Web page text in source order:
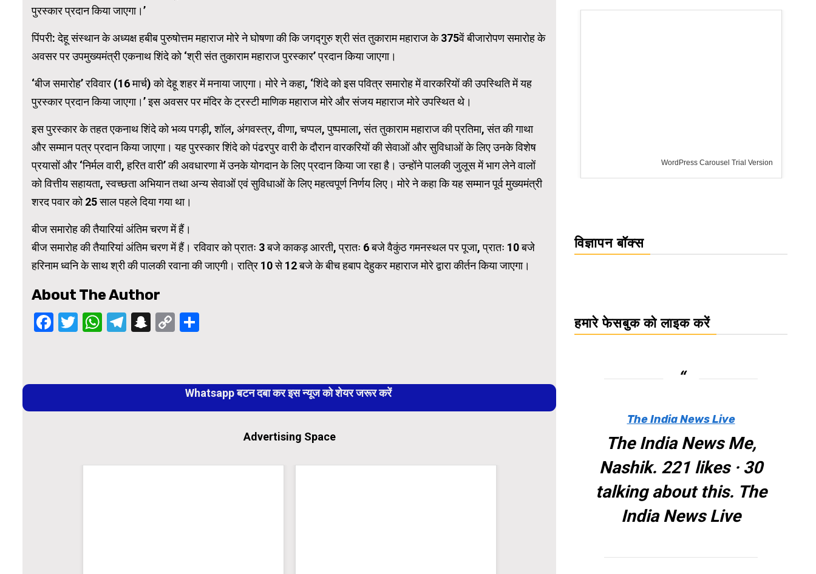
पुरस्कार प्रदान किया जाएगा।’
पिंपरी: देहू संस्थान के अध्यक्ष हबीब पुरुषोत्तम महाराज मोरे ने घोषणा की कि जगद्गुरु श्री संत तुकाराम महाराज के 375वें बीजारोपण समारोह के
अवसर पर उपमुख्यमंत्री एकनाथ शिंदे को ‘श्री संत तुकाराम महाराज पुरस्कार’ प्रदान किया जाएगा।
‘बीज समारोह’ रविवार (16 मार्च) को देहू शहर में मनाया जाएगा। मोरे ने कहा, ‘शिंदे को इस पवित्र समारोह में वारकरियों की उपस्थिति में यह
पुरस्कार प्रदान किया जाएगा।’ इस अवसर पर मंदिर के ट्रस्टी माणिक महाराज मोरे और संजय महाराज मोरे उपस्थित थे।
इस पुरस्कार के तहत एकनाथ शिंदे को भव्य पगड़ी, शॉल, अंगवस्त्र, वीणा, चप्पल, पुष्पमाला, संत तुकाराम महाराज की प्रतिमा, संत की गाथा
और सम्मान पत्र प्रदान किया जाएगा। यह पुरस्कार शिंदे को पंढरपुर वारी के दौरान वारकरियों की सेवाओं और सुविधाओं के लिए उनके विशेष
प्रयासों और ‘निर्मल वारी, हरित वारी’ की अवधारणा में उनके योगदान के लिए प्रदान किया जा रहा है। उन्होंने पालकी जुलूस में भाग लेने वालों
को वित्तीय सहायता, स्वच्छता अभियान तथा अन्य सेवाओं एवं सुविधाओं के लिए महत्वपूर्ण निर्णय लिए। मोरे ने कहा कि यह सम्मान पूर्व मुख्यमंत्री
शरद पवार को 25 साल पहले दिया गया था।
बीज समारोह की तैयारियां अंतिम चरण में हैं।
बीज समारोह की तैयारियां अंतिम चरण में हैं। रविवार को प्रातः 3 बजे काकड़ आरती, प्रातः 6 बजे वैकुंठ गमनस्थल पर पूजा, प्रातः 10 बजे
हरिनाम ध्वनि के साथ श्री की पालकी रवाना की जाएगी। रात्रि 10 से 12 बजे के बीच हबाप देहुकर महाराज मोरे द्वारा कीर्तन किया जाएगा।
About The Author
Facebook
Twitter
WhatsApp
Telegram
Snapchat
Copy
Reading
Whatsapp बटन दबा कर इस न्यूज को शेयर जरूर करें
Advertising Space
WordPress Carousel Trial Version WordPress Carousel Trial Version
विज्ञापन बॉक्स
हमारे फेसबुक को लाइक करें
The India News Live
The India News Me,
Nashik. 221 likes · 30
talking about this. The
India News Live